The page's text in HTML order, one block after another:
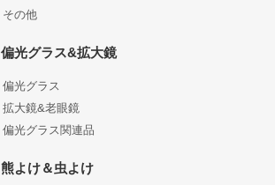
その他
偏光グラス&拡大鏡
偏光グラス
拡大鏡&老眼鏡
偏光グラス関連品
熊よけ＆虫よけ